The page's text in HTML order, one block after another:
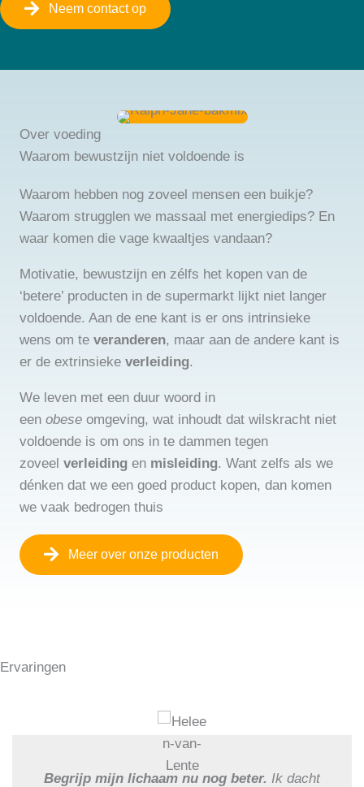
Neem contact op
Over voeding
Waarom bewustzijn niet voldoende is
Waarom hebben nog zoveel mensen een buikje?
Waarom strugglen we massaal met energiedips? En
waar komen die vage kwaaltjes vandaan?
Motivatie, bewustzijn en zélfs het kopen van de
‘betere’ producten in de supermarkt lijkt niet langer
voldoende. Aan de ene kant is er ons intrinsieke
wens om te veranderen, maar aan de andere kant is
er de extrinsieke verleiding.
We leven met een duur woord in
een obese omgeving, wat inhoudt dat wilskracht niet
voldoende is om ons in te dammen tegen
zoveel verleiding en misleiding. Want zelfs als we
dénken dat we een goed product kopen, dan komen
we vaak bedrogen thuis
Meer over onze producten
Ervaringen
Begrijp mijn lichaam nu nog beter. Ik dacht